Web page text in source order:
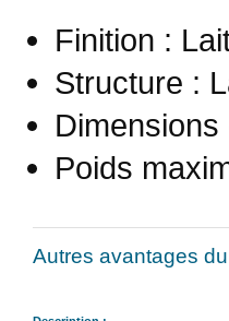
Finition :
Structure :
Poids
Autres avantages